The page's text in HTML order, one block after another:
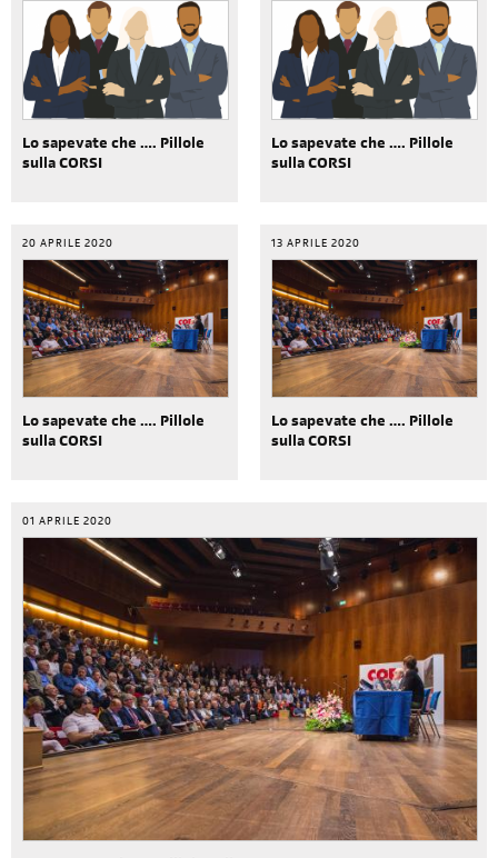
Lo sapevate che …. Pillole
sulla CORSI
Lo sapevate che …. Pillole
sulla CORSI
20 APRILE 2020
Lo sapevate che …. Pillole
sulla CORSI
13 APRILE 2020
Lo sapevate che …. Pillole
sulla CORSI
01 APRILE 2020